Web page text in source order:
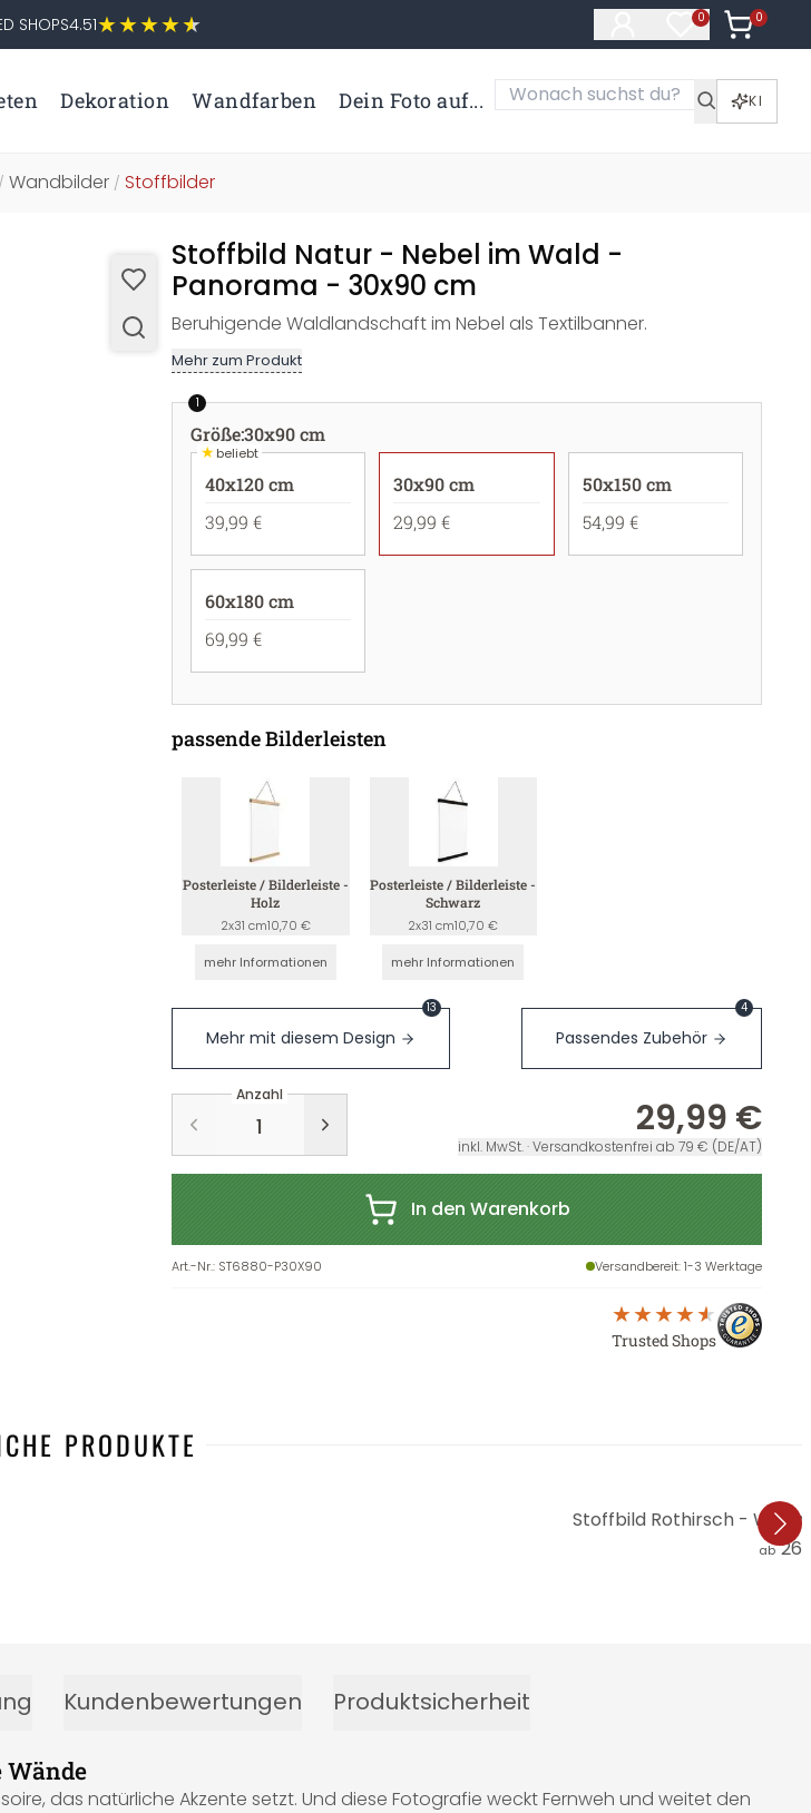
SHOPS4.51 0
Artikel im
0
Artikel
Dekoration Wandfarben Dein Foto auf... KI
/ Wandbilder/ Stoffbilder
Stoffbild Natur - Nebel im Wald -
Panorama - 30x90 cm
Beruhigende Waldlandschaft im Nebel als Textilbanner.
Mehr zum Produkt
1
Größe:30x90 cm
★beliebt
40x120 cm
39,99 €
30x90 cm
29,99 €
50x150 cm
54,99 €
60x180 cm
69,99 €
passende Bilderleisten
Posterleiste / Bilderleiste -
Holz
2x31 cm10,70 €
mehr Informationen
Posterleiste / Bilderleiste -
Schwarz
2x31 cm10,70 €
mehr Informationen
Mehr mit diesem Design
13
Passendes Zubehör
4
Anzahl
29,99 €
inkl. MwSt. · Versandkostenfrei ab 79 € (DE/AT)
In den Warenkorb
Art.-Nr.: ST6880-P30X90 Versandbereit: 1-3 Werktage
Trusted Shops
PRODUKTE
Stoffbild Rothirsch -
ab
Kundenbewertungen Produktsicherheit
das natürliche Akzente setzt. Und diese Fotografie weckt Fernweh und weitet den